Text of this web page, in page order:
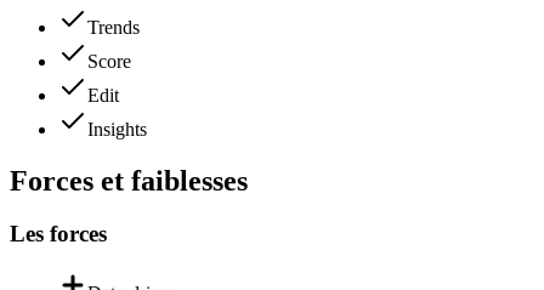
Trends
Score
Edit
Insights
Forces et faiblesses
Les forces